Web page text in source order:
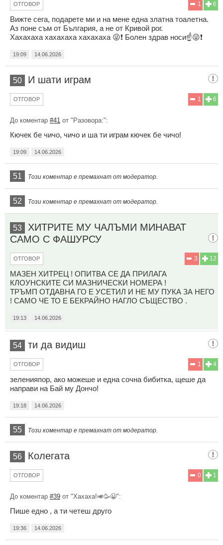
6
1
ОТГОВОР
Вижте сега, подарете ми и на мене една златна тоалетна.
Аз поне съм от България, а не от Кривой рог.
Хахахаха хахахаха хахахаха 😜❗ Болен здрав носи☝️😜❗
19:09 14.06.2026
50 И шати играм
6
1
ОТГОВОР
До коментар #41 от "Разовора:":
Кючек бе чичо, чичо и ша ти играм кючек бе чичо!
19:09 14.06.2026
51 Този коментар е премахнат от модератор.
52 Този коментар е премахнат от модератор.
53
ХИТРИТЕ МУ ЧАЛЪМИ МИНАВАТ
САМО С ФАШУРСУ
12
3
ОТГОВОР
МАЗЕН ХИТРЕЦ ! ОПИТВА СЕ ДА ПРИЛАГА
КЛОУНСКИТЕ СИ МАЗНИЧЕСКИ НОМЕРА !
ТРЪМП ОТДАВНА ГО Е УСЕТИЛ И НЕ МУ ПУКА ЗА НЕГО
! САМО ЧЕ ТО Е БЕКРАЙНО НАГЛО СЪЩЕСТВО .
19:13 14.06.2026
54 ти да видиш
4
1
ОТГОВОР
зеленияпор, ако можеше и една сочна бибитка, щеше да
направи на Бай му Дончо!
19:18 14.06.2026
55 Този коментар е премахнат от модератор.
56 Колегата
1
0
ОТГОВОР
До коментар #39 от "Хахаха!🎺🥳😀":
Пише едно , а ти четеш друго
19:36 14.06.2026